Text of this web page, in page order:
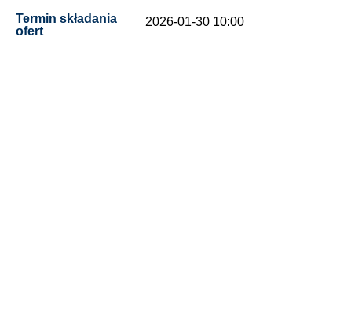
Termin składania
ofert
2026-01-30 10:00